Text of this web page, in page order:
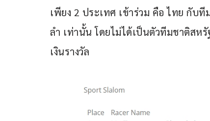
เพียง 2 ประเทศ เข้าร่วม คือ ไทย กับ
ลำ เท่านั้น โดยไม่ได้เป็นตัวทีมชาติสห
เงินรางวัล